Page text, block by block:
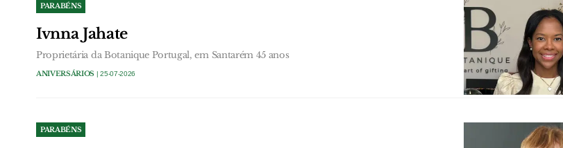
PARABÉNS
Ivnna Jahate
Proprietária da Botanique Portugal, em Santarém 45 anos
ANIVERSÁRIOS | 25-07-2026
PARABÉNS